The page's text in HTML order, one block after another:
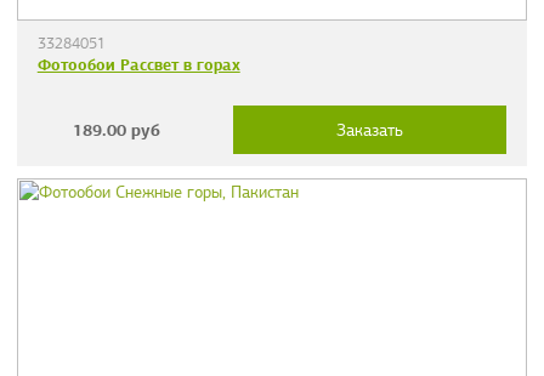
33284051
Фотообои Рассвет в горах
189.00 руб Заказать